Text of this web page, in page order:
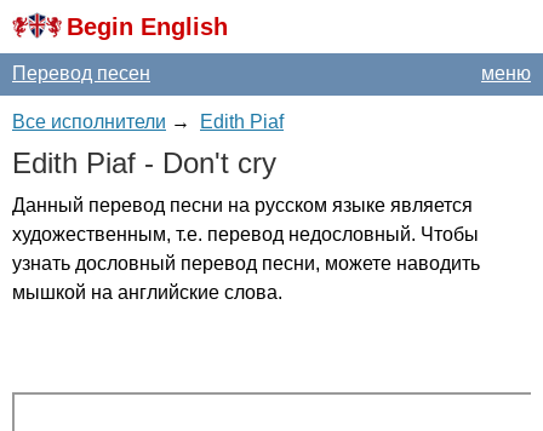
Begin English
меню
Перевод песен
Все исполнители → Edith Piaf
Edith Piaf - Don't cry
Данный перевод песни на русском языке является
художественным, т.е. перевод недословный. Чтобы
узнать дословный перевод песни, можете наводить
мышкой на английские слова.